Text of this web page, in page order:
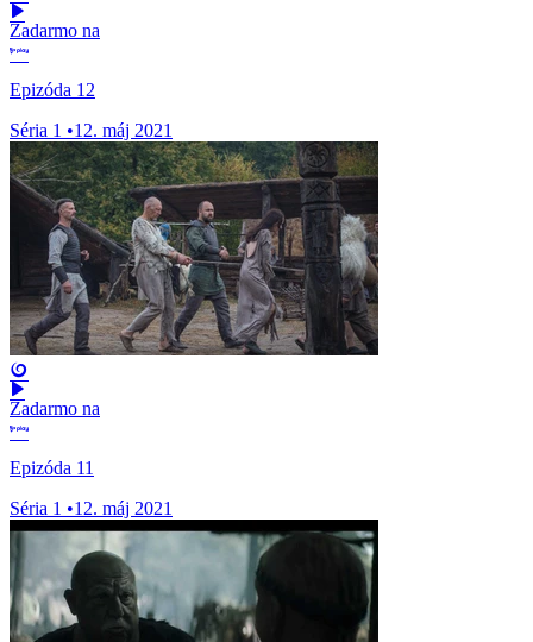
Zadarmo na
Epizóda 12
Séria 1 •12. máj 2021
Zadarmo na
Epizóda 11
Séria 1 •12. máj 2021